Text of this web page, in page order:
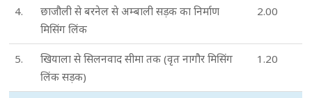
4.
छाजौली से बरनेल से अम्बाली सड़क का निर्माण
मिसिंग लिंक
2.00
5.
खियाला से सिलनवाद सीमा तक (वृत नागौर मिसिंग
लिंक सड़क)
1.20